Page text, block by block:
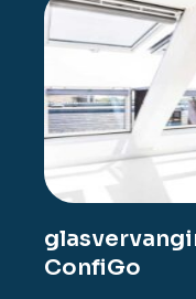
ConfiGo